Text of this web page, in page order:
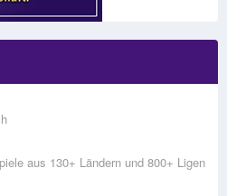
aus 130+ Ländern und 800+ Ligen